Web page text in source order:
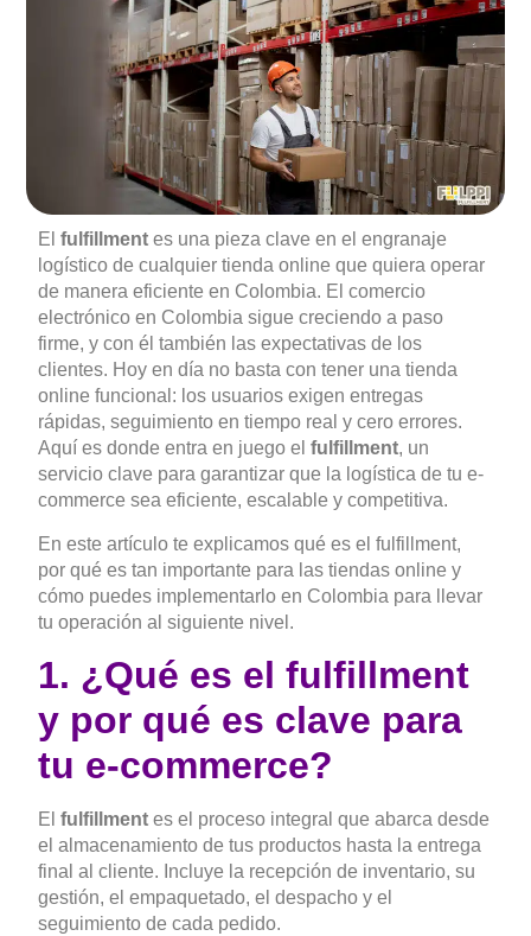
Elfulfillment es una pieza clave en el engranaje
logístico de cualquier tienda online que quiera operar
de manera eficiente en Colombia. El comercio
electrónico en Colombia sigue creciendo a paso
firme, y con él también las expectativas de los
clientes. Hoy en día no basta con tener una tienda
online funcional: los usuarios exigen entregas
rápidas, seguimiento en tiempo real y cero errores.
Aquí es donde entra en juego elfulfillment, un
servicio clave para garantizar que la logística de tu e-
commerce sea eficiente, escalable y competitiva.
En este artículo te explicamos qué es el fulfillment,
por qué es tan importante para las tiendas online y
cómo puedes implementarlo en Colombia para llevar
tu operación al siguiente nivel.
1. ¿Qué es el fulfillment
y por qué es clave para
tu e-commerce?
Elfulfillment es el proceso integral que abarca desde
el almacenamiento de tus productos hasta la entrega
final al cliente. Incluye la recepción de inventario, su
gestión, el empaquetado, el despacho y el
seguimiento de cada pedido.